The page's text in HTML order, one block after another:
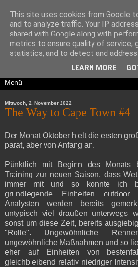
Mittwoch, 2. November 2022
The Way to Cape Town #4
Der Monat Oktober hielt die ersten
parat, aber von Anfang an.
Pünktlich mit Beginn des Monats
Training zur neuen Saison, dass
immer mit und so konnte ich
grundlegende Einheiten outdoor
Analysten werden bereits
untypisch viel draußen unterwegs
sonst um diese Zeit, bereits
"Rolle". Ungewöhnliche
ungewöhnliche Maßnahmen und so
eher auf Einheiten von
gleichbleibend relativ niedriger
This site uses cookies from Google
and to analyze traffic. Your IP
shared with Google along with
metrics to ensure quality of service,
statistics, and to detect and address
LEARN MORE